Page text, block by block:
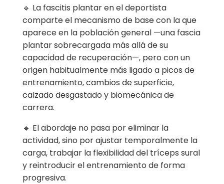
🔹 La fascitis plantar en el deportista
comparte el mecanismo de base con la que
aparece en la población general —una fascia
plantar sobrecargada más allá de su
capacidad de recuperación—, pero con un
origen habitualmente más ligado a picos de
entrenamiento, cambios de superficie,
calzado desgastado y biomecánica de
carrera.
🔹 El abordaje no pasa por eliminar la
actividad, sino por ajustar temporalmente la
carga, trabajar la flexibilidad del tríceps sural
y reintroducir el entrenamiento de forma
progresiva.